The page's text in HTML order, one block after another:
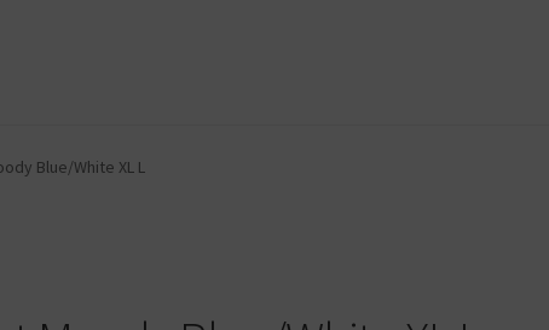
Kasse Mein Konto
Blue/White XL L